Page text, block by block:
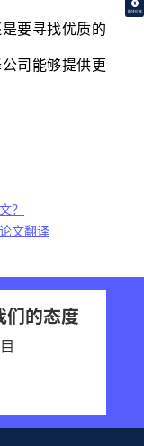
翻译价格
要寻找优质的
司能够提供更
？
文翻译
们的态度